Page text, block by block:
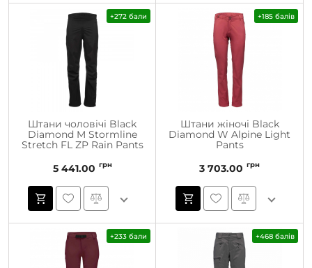
+272 бали
Штани чоловічі Black
Diamond M Stormline
Stretch FL ZP Rain Pants
5 441.00 грн
+185 балів
Штани жіночі Black
Diamond W Alpine Light
Pants
3 703.00 грн
+233 бали +468 балів